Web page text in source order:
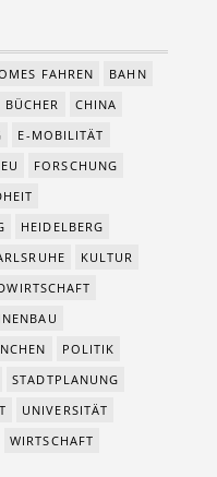
FAHREN
BAHN
BÜCHER
CHINA
E-MOBILITÄT
EU
FORSCHUNG
HEIDELBERG
KULTUR
POLITIK
STADTPLANUNG
UNIVERSITÄT
WIRTSCHAFT